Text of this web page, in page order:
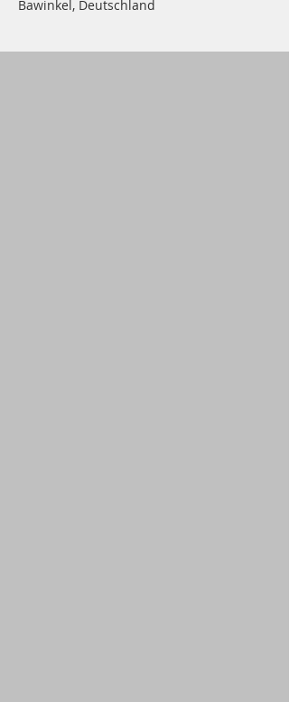
Bawinkel, Deutschland